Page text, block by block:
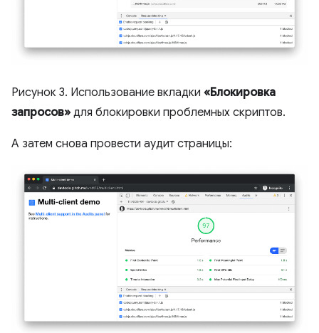
Рисунок 3. Использование вкладки «Блокировка
запросов» для блокировки проблемных скриптов.
А затем снова провести аудит страницы: